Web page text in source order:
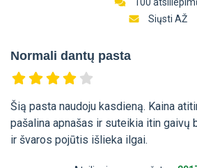
100
Siųsti AŽ
Normali dantų pasta
Šią pasta naudoju kasdieną. Kaina
pašalina apnašas ir suteikia itin gaivų
ir švaros pojūtis išlieka ilgai.